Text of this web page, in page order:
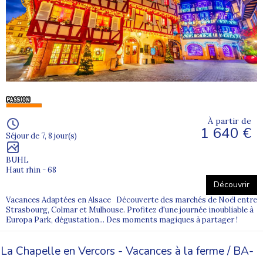
Séjour de 7, 8 jour(s)
BUHL
Haut rhin - 68
À partir de
1 640 €
Découvrir
Vacances Adaptées en Alsace Découverte des marchés de Noël entre
Strasbourg, Colmar et Mulhouse. Profitez d'une journée inoubliable à
Europa Park, dégustation... Des moments magiques à partager !
La Chapelle en Vercors - Vacances à la ferme / BA-